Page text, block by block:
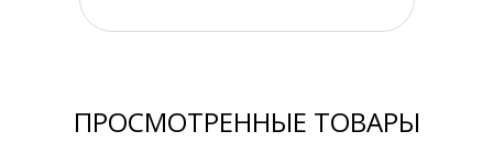
ПРОСМОТРЕННЫЕ ТОВАРЫ